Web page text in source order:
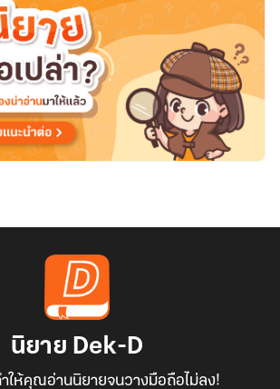
นิยาย Dek-D
ให้คุณอ่านนิยายจนวางมือถือไม่ลง!